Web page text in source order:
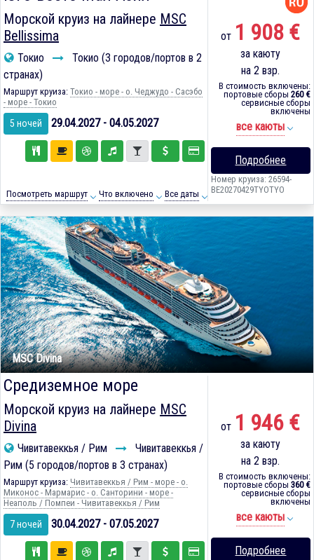
Морской круиз на лайнере MSC
Bellissima
Токио
Токио (3 городов/портов в 2
странах)
Маршрут круиза: Токио - море - о. Чеджудо - Сасэбо
- море - Токио
5 ночей 29.04.2027 - 04.05.2027
Посмотреть маршрут Что включено Все даты
от 1 908 €
за каюту
на 2 взр.
В стоимость включены:
портовые сборы 260 €
сервисные сборы
включены
все каюты
Подробнее
Номер круиза: 26594-
BE20270429TYOTYO
MSC Divina
Средиземное море
Морской круиз на лайнере MSC
Divina
Чивитавеккья / Рим
Чивитавеккья /
Рим (5 городов/портов в 3 странах)
Маршрут круиза: Чивитавеккья / Рим - море - о.
Миконос - Мармарис - о. Санторини - море -
Неаполь / Помпеи - Чивитавеккья / Рим
7 ночей 30.04.2027 - 07.05.2027
от 1 946 €
за каюту
на 2 взр.
В стоимость включены:
портовые сборы 360 €
сервисные сборы
включены
все каюты
Подробнее